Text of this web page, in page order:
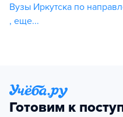
Вузы Иркутска по
, еще...
Готовим к